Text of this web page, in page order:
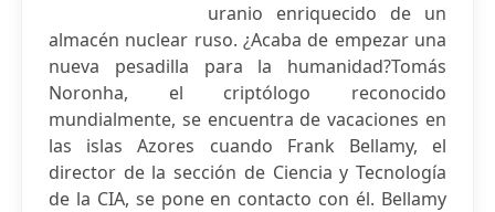
uranio enriquecido de un
almacén nuclear ruso. ¿Acaba de empezar una
nueva pesadilla para la humanidad?Tomás
Noronha, el criptólogo reconocido
mundialmente, se encuentra de vacaciones en
las islas Azores cuando Frank Bellamy, el
director de la sección de Ciencia y Tecnología
de la CIA, se pone en contacto con él. Bellamy